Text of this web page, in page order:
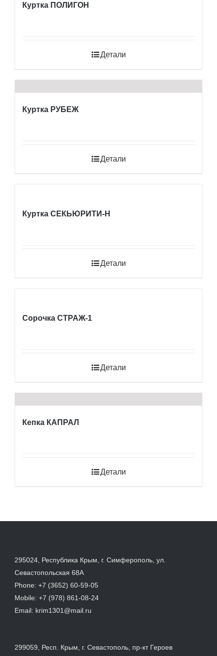
Куртка ПОЛИГОН
Детали
Куртка РУБЕЖ
Детали
Куртка СЕКЬЮРИТИ-Н
Детали
Сорочка СТРАЖ-1
Детали
Кепка КАПРАЛ
Детали
295024, Республика Крым, г. Симферополь, ул.
Севастопольская 68А
Phone: +7 (3652) 60-59-05
Mobile: +7 (978) 861-08-24
Email: krim1301@mail.ru
299059, Респ. Крым, г. Севастополь, пр-кт Героев